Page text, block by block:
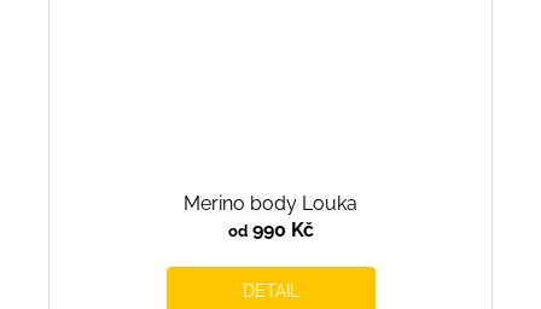
Merino body Louka
od990 Kč
DETAIL